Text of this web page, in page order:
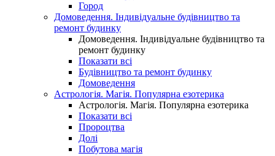
Город
Домоведення. Індивідуальне будівництво та
ремонт будинку
Домоведення. Індивідуальне будівництво та
ремонт будинку
Показати всі
Будівництво та ремонт будинку
Домоведення
Астрологія. Магія. Популярна езотерика
Астрологія. Магія. Популярна езотерика
Показати всі
Пророцтва
Долі
Побутова магія